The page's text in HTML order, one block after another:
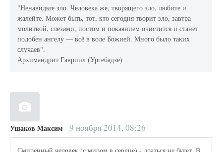
"Ненавидьте зло. Человека же, творящего зло, любите и
жалейте. Может быть, тот, кто сегодня творит зло, завтра
молитвой, слезами, постом и покаянием очистится и станет
подобен ангелу — всё в воле Божией. Много было таких
случаев".
Архимандрит Гавриил (Ургебадзе)
Ушаков Максим 9 ноября 2014, 08:26
Смиренный человек (с миром в сердце) - драться не будет. В